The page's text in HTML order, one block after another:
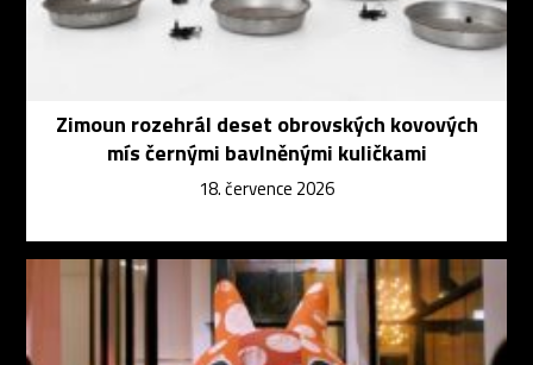
Zimoun rozehrál deset obrovských kovových
mís černými bavlněnými kuličkami
18. července 2026